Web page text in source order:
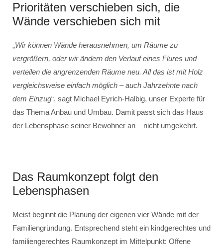
Prioritäten verschieben sich, die
Wände verschieben sich mit
„Wir können Wände herausnehmen, um Räume zu
vergrößern, oder wir ändern den Verlauf eines Flures und
verteilen die angrenzenden Räume neu. All das ist mit Holz
vergleichsweise einfach möglich – auch Jahrzehnte nach
dem Einzug“, sagt Michael Eyrich-Halbig, unser Experte für
das Thema Anbau und Umbau. Damit passt sich das Haus
der Lebensphase seiner Bewohner an – nicht umgekehrt.
Das Raumkonzept folgt den
Lebensphasen
Meist beginnt die Planung der eigenen vier Wände mit der
Familiengründung. Entsprechend steht ein kindgerechtes und
familiengerechtes Raumkonzept im Mittelpunkt: Offene